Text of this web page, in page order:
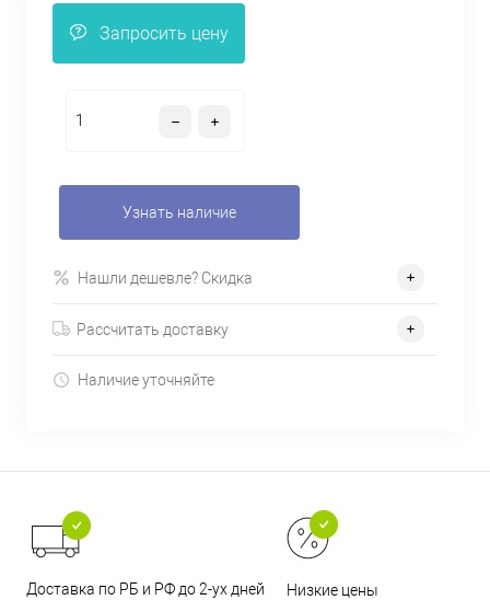
Запросить цену
Узнать наличие
Нашли дешевле? Скидка
Рассчитать доставку
Наличие уточняйте
Доставка по РБ и РФ до 2-ух дней Низкие цены